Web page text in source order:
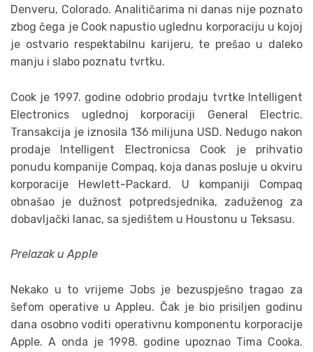
Denveru, Colorado. Analitičarima ni danas nije poznato
zbog čega je Cook napustio uglednu korporaciju u kojoj
je ostvario respektabilnu karijeru, te prešao u daleko
manju i slabo poznatu tvrtku.
Cook je 1997. godine odobrio prodaju tvrtke Intelligent
Electronics uglednoj korporaciji General Electric.
Transakcija je iznosila 136 milijuna USD. Nedugo nakon
prodaje Intelligent Electronicsa Cook je prihvatio
ponudu kompanije Compaq, koja danas posluje u okviru
korporacije Hewlett-Packard. U kompaniji Compaq
obnašao je dužnost potpredsjednika, zaduženog za
dobavljački lanac, sa sjedištem u Houstonu u Teksasu.
Prelazak u Apple
Nekako u to vrijeme Jobs je bezuspješno tragao za
šefom operative u Appleu. Čak je bio prisiljen godinu
dana osobno voditi operativnu komponentu korporacije
Apple. A onda je 1998. godine upoznao Tima Cooka.